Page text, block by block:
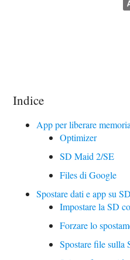
Indice
App per liberare
Optimizer
SD Maid 2/SE
Files di Google
Spostare dati e app su SD
Impostare la SD
Forzare lo
Spostare file sulla